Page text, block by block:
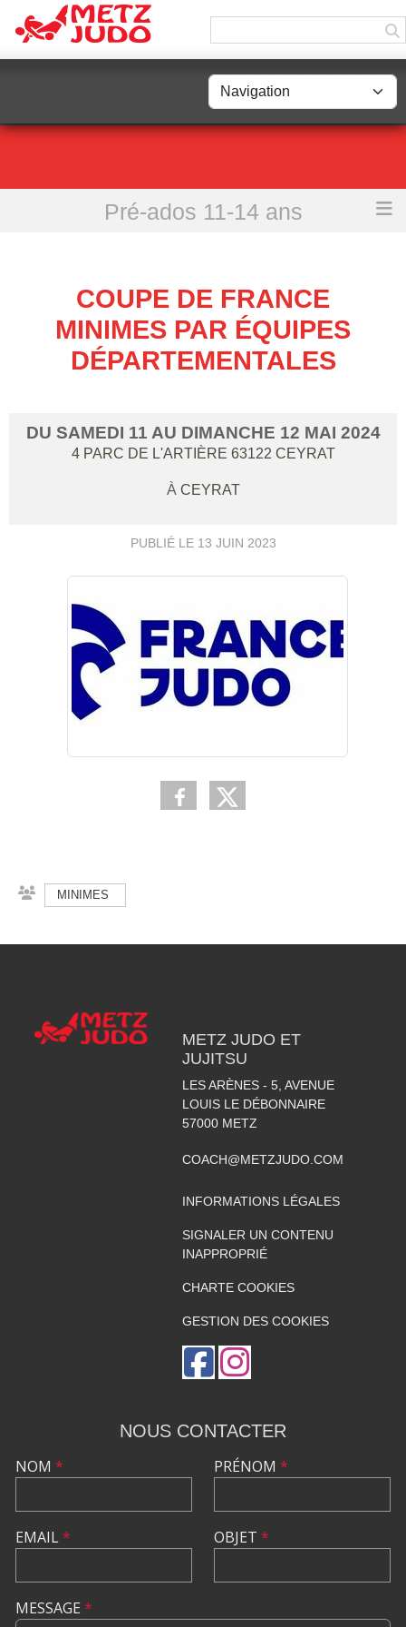
Pré-ados 11-14 ans
Coupe de France Minimes par équipes départementales
COUPE DE FRANCE
MINIMES PAR ÉQUIPES
DÉPARTEMENTALES
DU SAMEDI 11 AU DIMANCHE 12 MAI 2024
4 PARC DE L'ARTIÈRE 63122 CEYRAT
À CEYRAT
PUBLIÉ LE 13 JUIN 2023
MINIMES
METZ JUDO ET
JUJITSU
LES ARÈNES - 5, AVENUE
LOUIS LE DÉBONNAIRE
57000 METZ
COACH@METZJUDO.COM
INFORMATIONS LÉGALES
SIGNALER UN CONTENU
INAPPROPRIÉ
CHARTE COOKIES
GESTION DES COOKIES
NOUS CONTACTER
NOM *
EMAIL*
PRÉNOM *
OBJET *
MESSAGE *
Panneau de gestion des cookies